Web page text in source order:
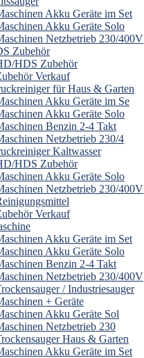
Akku Geräte im Set
Akku Geräte Solo
Netzbetrieb 230/400V
Zubehör
HDS Zubehör
Verkauf
für Haus & Garten
Akku Geräte im Se
Akku Geräte Solo
Benzin 2-4 Takt
Netzbetrieb 230/4
Kaltwasser
HDS Zubehör
Akku Geräte Solo
Netzbetrieb 230/400V
Verkauf
Akku Geräte im Set
Akku Geräte Solo
Benzin 2-4 Takt
Netzbetrieb 230/400V
/ Industriesauger
+ Geräte
Akku Geräte Sol
Netzbetrieb 230
Haus & Garten
Akku Geräte im Set